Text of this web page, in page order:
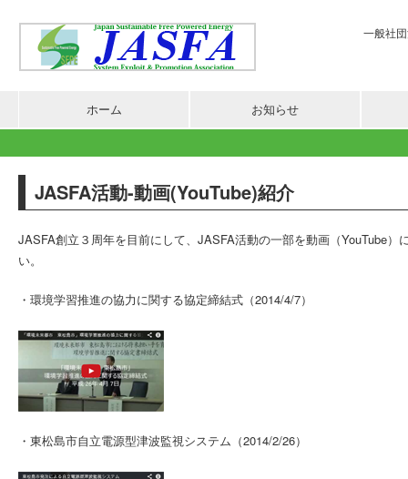
一般社
ホーム お知らせ
JASFA活動-動画(YouTube)紹介
JASFA創立３周年を目前にして、JASFA活動の一部を動画（YouTube）
い。
・環境学習推進の協力に関する協定締結式（2014/4/7）
・東松島市自立電源型津波監視システム（2014/2/26）